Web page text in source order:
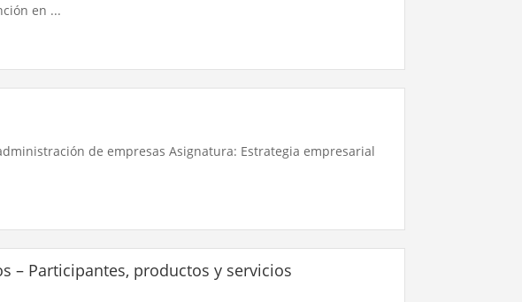
en ...
de empresas Asignatura: Estrategia empresarial
– Participantes, productos y servicios